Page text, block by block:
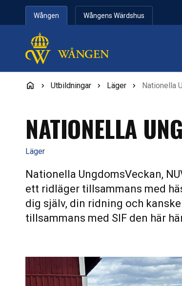
Hoppa till innehåll
Wången Wångens Wärdshus
Utbildningar Läger Nationella
NATIONELLA
Läger
Nationella UngdomsVeckan,
ett ridläger tillsammans med
dig själv, din ridning och
tillsammans med SIF den här